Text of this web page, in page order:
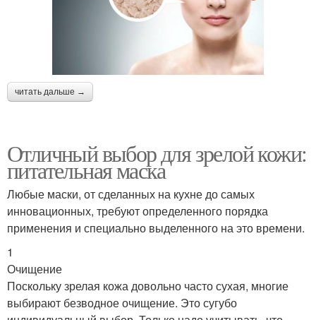
читать дальше →
Отличный выбор для зрелой кожи:
питательная маска
Любые маски, от сделанных на кухне до самых
инновационных, требуют определенного порядка
применения и специально выделенного на это времени.
1
Очищение
Поскольку зрелая кожа довольно часто сухая, многие
выбирают безводное очищение. Это сугубо